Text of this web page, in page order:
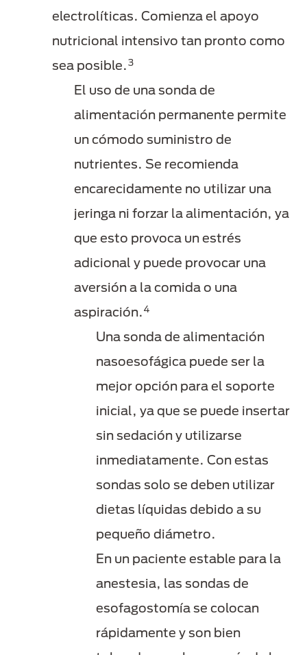
electrolíticas. Comienza el apoyo
nutricional intensivo tan pronto como
sea posible.3
El uso de una sonda de
alimentación permanente permite
un cómodo suministro de
nutrientes. Se recomienda
encarecidamente no utilizar una
jeringa ni forzar la alimentación, ya
que esto provoca un estrés
adicional y puede provocar una
aversión a la comida o una
aspiración.4
Una sonda de alimentación
nasoesofágica puede ser la
mejor opción para el soporte
inicial, ya que se puede insertar
sin sedación y utilizarse
inmediatamente. Con estas
sondas solo se deben utilizar
dietas líquidas debido a su
pequeño diámetro.
En un paciente estable para la
anestesia, las sondas de
esofagostomía se colocan
rápidamente y son bien